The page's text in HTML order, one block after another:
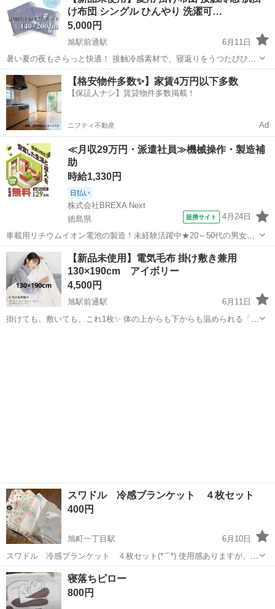
け布団 シングル ひんやり 洗濯可…
5,000円
旭駅前通駅
6月11日
暑い夏の夜もさらっと快適！ 接触冷感素材で、寝返りをうつたびひん
やり気持ちいい♪ エアコンと併用すれば寝苦しさ知らず☺️♪ 2点セット
なのでご家族用としても来客用の予備としても使えます！ ••✼••┈┈┈商
品説明┈┈┈•...
高知 高知市 旭駅前通駅 寝具 掛け布団
【格安物件多数✨】家賃4万円以下多数
【保証人ナシ】賃貸物件多数掲載！
ニフティ不動産 Ad
≪月収29万円・派遣社員≫機械操作・製造補
助
時給1,330円
日払い
株式会社BREXA Next
徳島県
提携サイト 4月24日
車載用リチウムイオン電池の製造！未経験活躍中★20～50代の男女活
躍中！寮費無料★備品付き1R寮完備！自宅からマイカー通勤OK！無料
駐車場完備◎正社員登用制度あり！《徳島県板野郡松茂町》 人気の工
場のお仕事 ◇車載用リチウ...
徳島
【新品未使用】電気毛布 掛け敷き兼用
130×190cm アイボリー
4,500円
旭駅前通駅
6月11日
掛けても、敷いても、これ1枚✨ 体の上からも下からも温められる「掛
スワドル 冷感ブランケット ４枚セット
400円
旭町一丁目駅
6月10日
スワドル 冷感ブランケット ４枚セット(*˙˘˙*) 使用感ありますが、ま
だまだお使いいただけます♪
高知 高知市 旭町一丁目駅
寝落ちピロー
800円